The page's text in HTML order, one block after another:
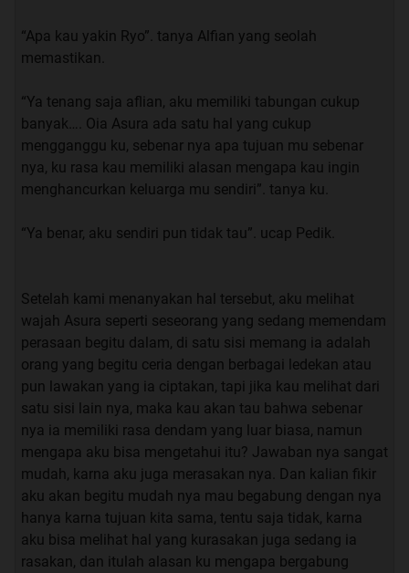
membaca buku entah itu di rumah, di perpustakaan,
atau pun di taman. Aku merasa seperti Buku adalah
bagus di setiap mata pelajaran, apa aku jenius? Tidak…
aku hanya orang malas yang tidak ada kerjaan selain
membaca, ya.. walauipun definisi malas ku ini tidak
umum.
“ssstttt rom.. rom..”. salah seorang teman ku mencoba
“nyaut”. saut ku.
“Baru dapet info nih, kata nya bakal ada mahasiswi
pindahan dari luar kota, dan kebetulan dia seangkatan
sama kita” ucap FIrman.
“terus urusan nya sama aku apa?” saut ku.
“Denger-denger mahasiswi pindahan itu cakep banget”.
ucap nya yang masih bernada berbisik.
“percuma man, ga bakal mau juga sama kamu”. saut ku.
“Apa kau yakin Ryo”. tanya Alfian yang seolah
memastikan.
“Ya tenang saja aflian, aku memiliki tabungan cukup
banyak…. Oia Asura ada satu hal yang cukup
mengganggu ku, sebenar nya apa tujuan mu sebenar
nya, ku rasa kau memiliki alasan mengapa kau ingin
menghancurkan keluarga mu sendiri”. tanya ku.
“Ya benar, aku sendiri pun tidak tau”. ucap Pedik.
Setelah kami menanyakan hal tersebut, aku melihat
wajah Asura seperti seseorang yang sedang memendam
perasaan begitu dalam, di satu sisi memang ia adalah
orang yang begitu ceria dengan berbagai ledekan atau
pun lawakan yang ia ciptakan, tapi jika kau melihat dari
satu sisi lain nya, maka kau akan tau bahwa sebenar
nya ia memiliki rasa dendam yang luar biasa, namun
mengapa aku bisa mengetahui itu? Jawaban nya sangat
mudah, karna aku juga merasakan nya. Dan kalian fikir
aku akan begitu mudah nya mau begabung dengan nya
hanya karna tujuan kita sama, tentu saja tidak, karna
aku bisa melihat hal yang kurasakan juga sedang ia
rasakan, dan itulah alasan ku mengapa bergabung